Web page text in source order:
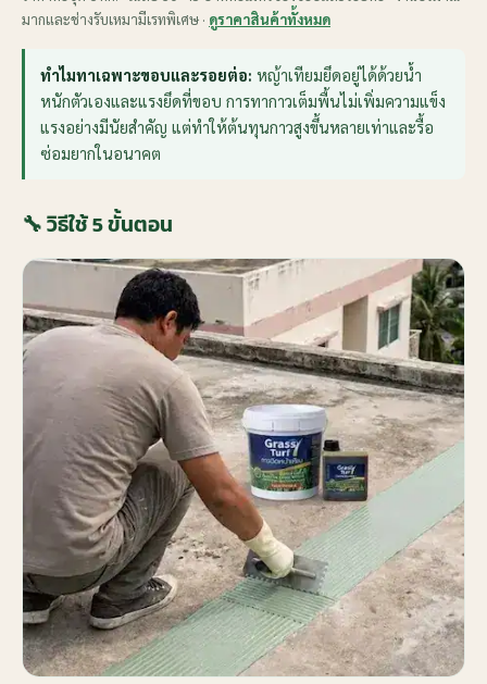
มากและช่างรับเหมามีเรทพิเศษ · ดูราคาสินค้าทั้งหมด
ทำไมทาเฉพาะขอบและรอยต่อ: หญ้าเทียมยึดอยู่ได้ด้วยน้ำ
หนักตัวเองและแรงยึดที่ขอบ การทากาวเต็มพื้นไม่เพิ่มความแข็ง
แรงอย่างมีนัยสำคัญ แต่ทำให้ต้นทุนกาวสูงขึ้นหลายเท่าและรื้อ
ซ่อมยากในอนาคต
🔧 วิธีใช้ 5 ขั้นตอน